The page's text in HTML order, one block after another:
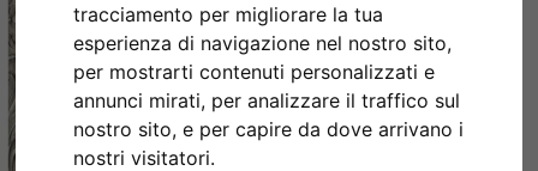
tracciamento per migliorare la tua
esperienza di navigazione nel nostro sito,
per mostrarti contenuti personalizzati e
annunci mirati, per analizzare il traffico sul
nostro sito, e per capire da dove arrivano i
nostri visitatori.
Indietro